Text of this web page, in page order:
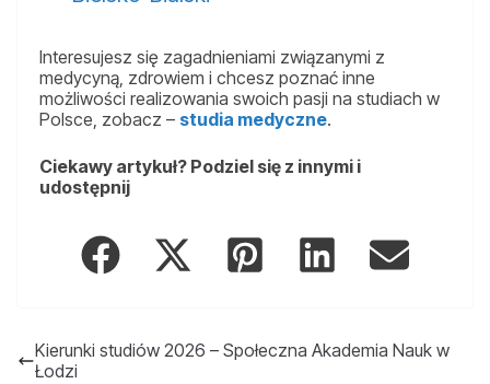
Interesujesz się zagadnieniami związanymi z
medycyną, zdrowiem i chcesz poznać inne
możliwości realizowania swoich pasji na studiach w
Polsce, zobacz – studia medyczne.
Ciekawy artykuł? Podziel się z innymi i
udostępnij
Kierunki studiów 2026 – Społeczna Akademia Nauk w
Łodzi